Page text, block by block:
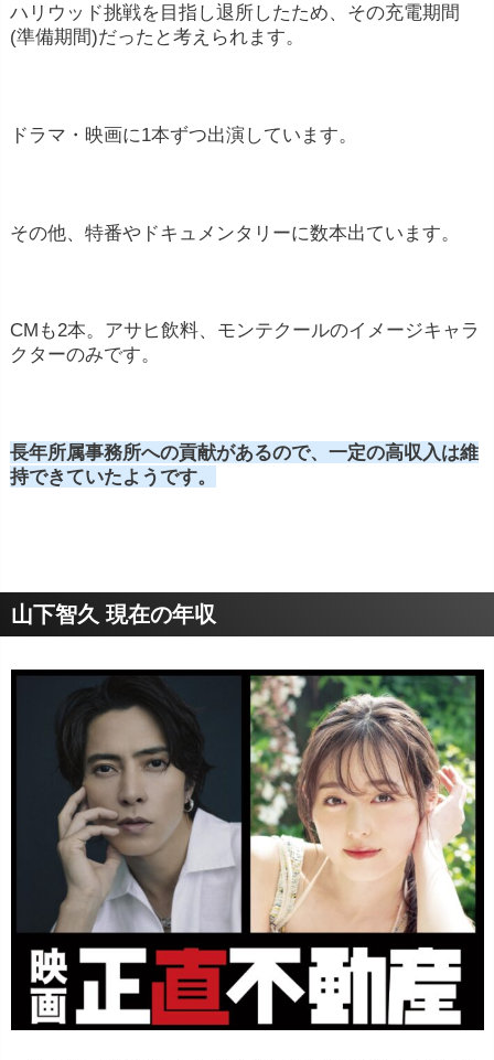
ハリウッド挑戦を目指し退所したため、その充電期間
(準備期間)だったと考えられます。
ドラマ・映画に1本ずつ出演しています。
その他、特番やドキュメンタリーに数本出ています。
CMも2本。アサヒ飲料、モンテクールのイメージキャラ
クターのみです。
長年所属事務所への貢献があるので、一定の高収入は維
持できていたようです。
山下智久 現在の年収